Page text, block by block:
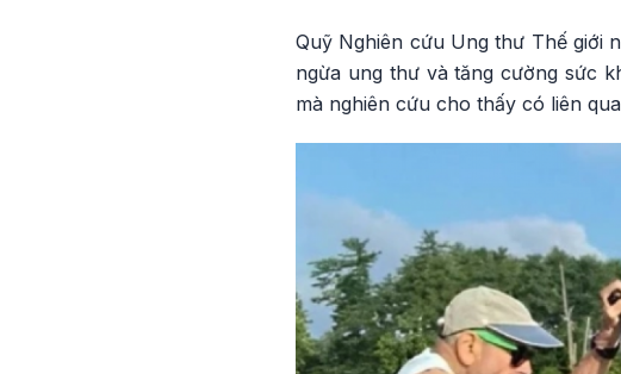
Quỹ Nghiên cứu Ung thư Thế giới
ngừa ung thư và tăng cường sức
mà nghiên cứu cho thấy có liên